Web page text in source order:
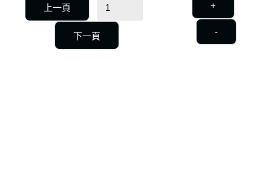
上一頁
下一頁
+
-